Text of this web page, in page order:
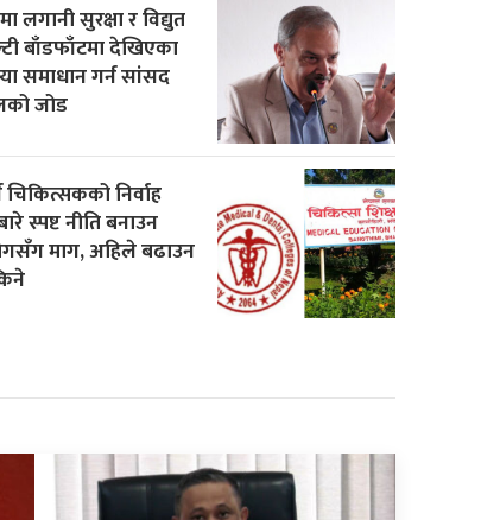
लगानी सुरक्षा र विद्युत
बाँडफाँटमा देखिएका
समाधान गर्न सांसद
जोड
चिकित्सकको निर्वाह
स्पष्ट नीति बनाउन
माग, अहिले बढाउन